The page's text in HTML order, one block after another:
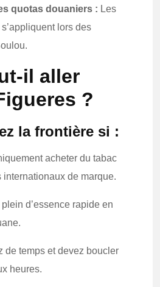
quotas douaniers : Les
lors des
il aller
?
la frontière si :
acheter du tabac
internationaux de marque.
d’essence rapide en
de temps et devez boucler
heures.